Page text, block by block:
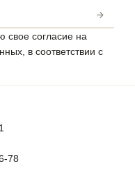
свое согласие на
в соответствии с
78